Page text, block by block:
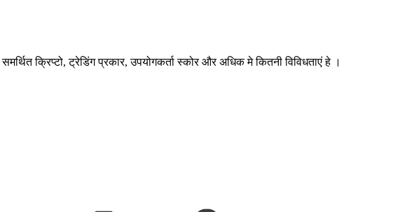
क्रिप्टो, ट्रेडिंग प्रकार, उपयोगकर्ता स्कोर और अधिक मे कितनी विविधताएं हे ।